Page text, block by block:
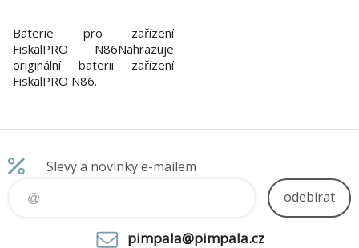
Baterie pro zařízení
FiskalPRO N86Nahrazuje
originální baterii zařízení
FiskalPRO N86.
Slevy a novinky e-mailem
odebírat
pimpala@pimpala.cz